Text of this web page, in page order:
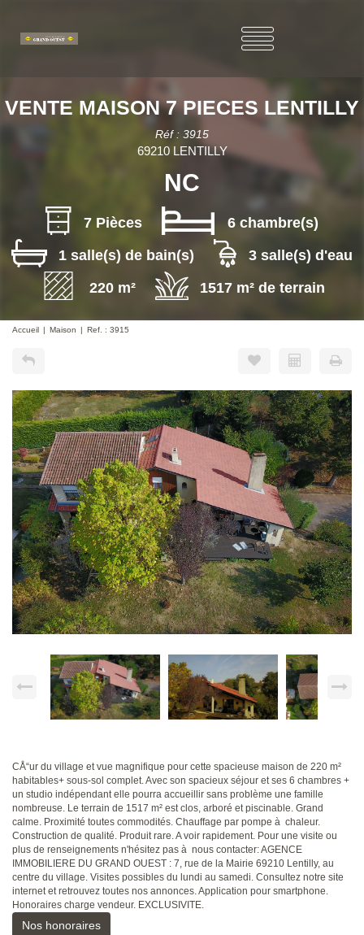
VENTE MAISON 7 PIECES LENTILLY
Réf : 3915
69210 LENTILLY
NC
7 Pièces
6 chambre(s)
1 salle(s) de bain(s)
3 salle(s) d'eau
220 m²
1517 m² de terrain
Accueil Maison Ref. : 3915
CÅ“ur du village et vue magnifique pour cette spacieuse maison de 220 m²
habitables+ sous-sol complet. Avec son spacieux séjour et ses 6 chambres +
un studio indépendant elle pourra accueillir sans problème une famille
nombreuse. Le terrain de 1517 m² est clos, arboré et piscinable. Grand
calme. Proximité toutes commodités. Chauffage par pompe à chaleur.
Construction de qualité. Produit rare. A voir rapidement. Pour une visite ou
plus de renseignements n'hésitez pas à nous contacter: AGENCE
IMMOBILIERE DU GRAND OUEST : 7, rue de la Mairie 69210 Lentilly, au
centre du village. Visites possibles du lundi au samedi. Consultez notre site
internet et retrouvez toutes nos annonces. Application pour smartphone.
Honoraires charge vendeur. EXCLUSIVITE.
Nos honoraires